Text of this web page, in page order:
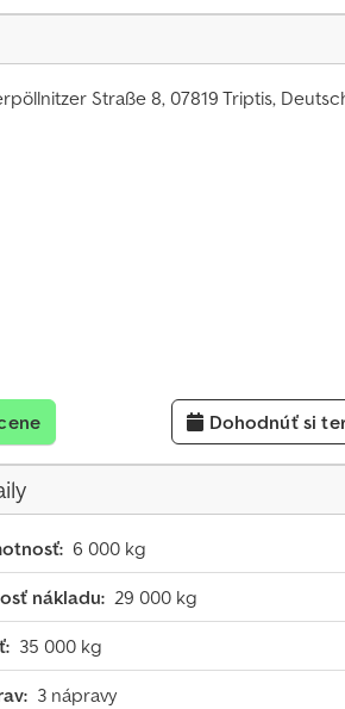
Straße 8, 07819 Triptis,
Dohodnúť si
6 000 kg
nákladu: 29 000 kg
35 000 kg
3 nápravy